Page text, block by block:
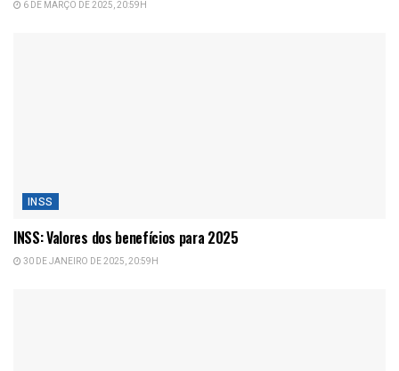
6 DE MARÇO DE 2025, 20:59H
INSS
INSS: Valores dos benefícios para 2025
30 DE JANEIRO DE 2025, 20:59H